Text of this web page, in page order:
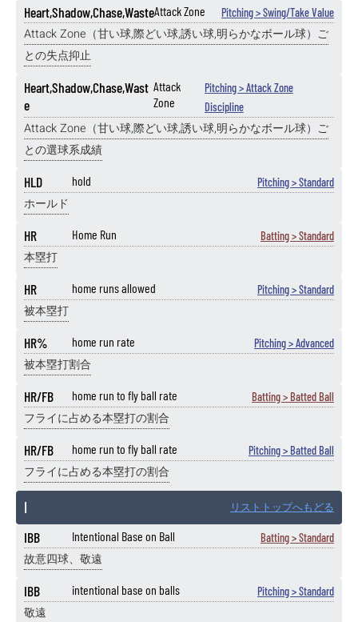
Heart,Shadow,Chase,WasteAttack Zone Pitching > Swing/Take Value
Attack Zone（甘い球,際どい球,誘い球,明らかなボール球）ご
との失点抑止
Heart,Shadow,Chase,Wast
e
Attack
Zone
Pitching > Attack Zone
Discipline
Attack Zone（甘い球,際どい球,誘い球,明らかなボール球）ご
との選球系成績
HLD hold Pitching > Standard
ホールド
HR Home Run Batting > Standard
本塁打
HR home runs allowed Pitching > Standard
被本塁打
HR% home run rate Pitching > Advanced
被本塁打割合
HR/FB home run to fly ball rate Batting > Batted Ball
フライに占める本塁打の割合
HR/FB home run to fly ball rate Pitching > Batted Ball
フライに占める本塁打の割合
I リストトップへもどる
IBB Intentional Base on Ball Batting > Standard
故意四球、敬遠
IBB intentional base on balls Pitching > Standard
敬遠